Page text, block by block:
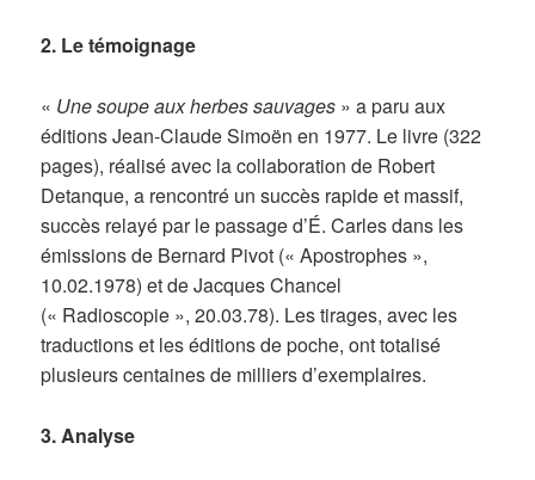
2. Le témoignage
« Une soupe aux herbes sauvages » a paru aux
éditions Jean-Claude Simoën en 1977. Le livre (322
pages), réalisé avec la collaboration de Robert
Detanque, a rencontré un succès rapide et massif,
succès relayé par le passage d’É. Carles dans les
émissions de Bernard Pivot (« Apostrophes »,
10.02.1978) et de Jacques Chancel
(« Radioscopie », 20.03.78). Les tirages, avec les
traductions et les éditions de poche, ont totalisé
plusieurs centaines de milliers d’exemplaires.
3. Analyse